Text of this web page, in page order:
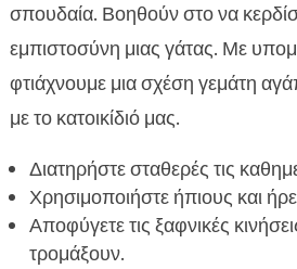
σπουδαία. Βοηθούν στο να
εμπιστοσύνη μιας γάτας. Με
φτιάχνουμε μια σχέση γεμάτη
με το κατοικίδιό μας.
Διατηρήστε σταθερές τις
Χρησιμοποιήστε ήπιους και
Αποφύγετε τις ξαφνικές
τρομάξουν.